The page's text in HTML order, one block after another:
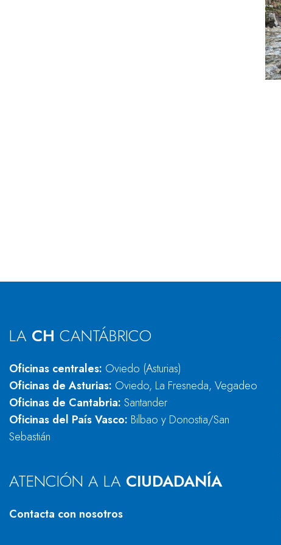
LA CH CANTÁBRICO
Oficinas centrales: Oviedo (Asturias)
Oficinas de Asturias: Oviedo, La Fresneda, Vegadeo
Oficinas de Cantabria: Santander
Oficinas del País Vasco: Bilbao y Donostia/San
Sebastián
ATENCIÓN A LA CIUDADANÍA
Contacta con nosotros